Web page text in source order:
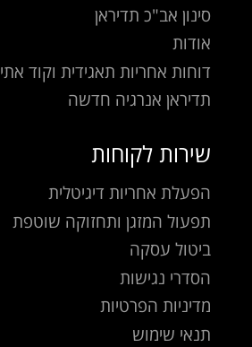
סינון אב"כ תדיראן
אודות
דוחות אחריות תאגידית וקוד אתי
תדיראן אנרגיה חדשה
שירות לקוחות
הפעלת אחריות דיגיטלית
תפעול המזגן ותחזוקה שוטפת
ביטול עסקה
הסדרי נגישות
מדיניות הפרטיות
תנאי שימוש